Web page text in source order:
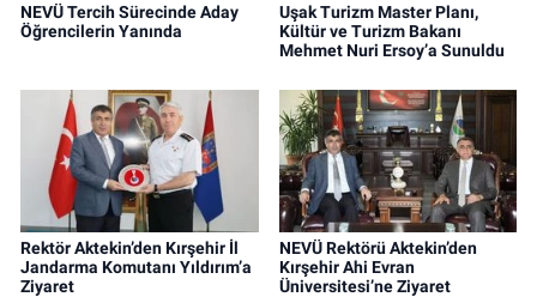
NEVÜ Tercih Sürecinde Aday
Öğrencilerin Yanında
Uşak Turizm Master Planı,
Kültür ve Turizm Bakanı
Mehmet Nuri Ersoy’a Sunuldu
Rektör Aktekin’den Kırşehir İl
Jandarma Komutanı Yıldırım’a
Ziyaret
NEVÜ Rektörü Aktekin’den
Kırşehir Ahi Evran
Üniversitesi’ne Ziyaret